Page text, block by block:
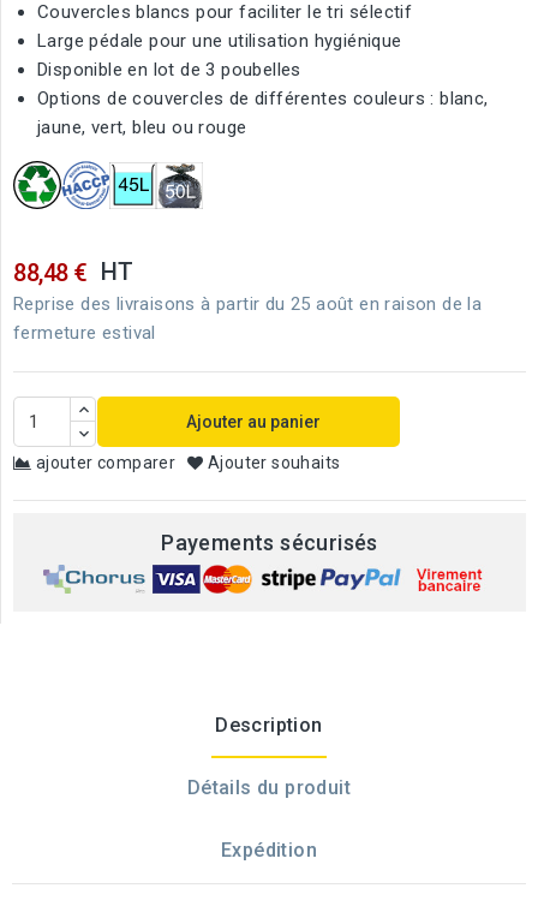
Couvercles blancs pour faciliter le tri sélectif
Large pédale pour une utilisation hygiénique
Disponible en lot de 3 poubelles
Options de couvercles de différentes couleurs : blanc,
jaune, vert, bleu ou rouge
88,48 € HT
Reprise des livraisons à partir du 25 août en raison de la
fermeture estival
Ajouter au panier
ajouter comparer Ajouter souhaits
Payements sécurisés
Description
Détails du produit
Expédition